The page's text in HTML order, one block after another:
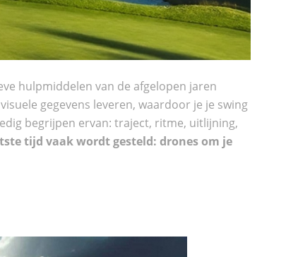
hulpmiddelen van de afgelopen jaren
gegevens leveren, waardoor je je swing
begrijpen ervan: traject, ritme, uitlijning,
tijd vaak wordt gesteld: drones om je